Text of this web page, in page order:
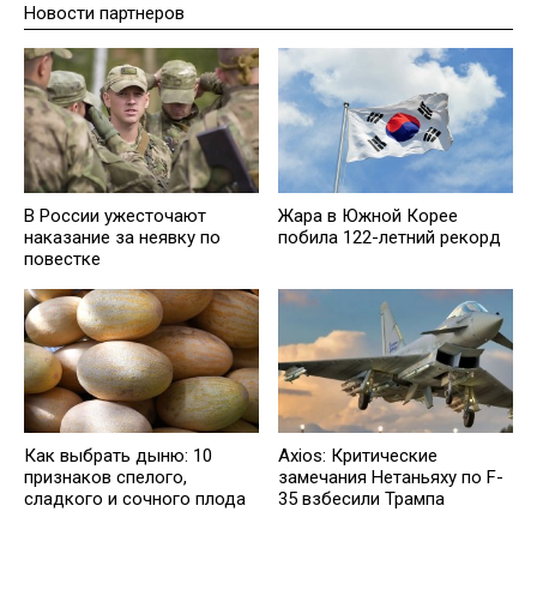
Новости партнеров
В России ужесточают
наказание за неявку по
повестке
Жара в Южной Корее
побила 122-летний рекорд
Как выбрать дыню: 10
признаков спелого,
сладкого и сочного плода
Axios: Критические
замечания Нетаньяху по F-
35 взбесили Трампа